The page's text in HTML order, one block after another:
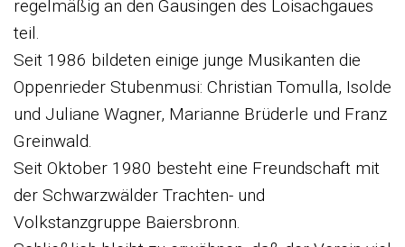
regelmäßig an den Gausingen des Loisachgaues
teil.
Seit 1986 bildeten einige junge Musikanten die
Oppenrieder Stubenmusi: Christian Tomulla, Isolde
und Juliane Wagner, Marianne Brüderle und Franz
Greinwald.
Seit Oktober 1980 besteht eine Freundschaft mit
der Schwarzwälder Trachten- und
Volkstanzgruppe Baiersbronn.